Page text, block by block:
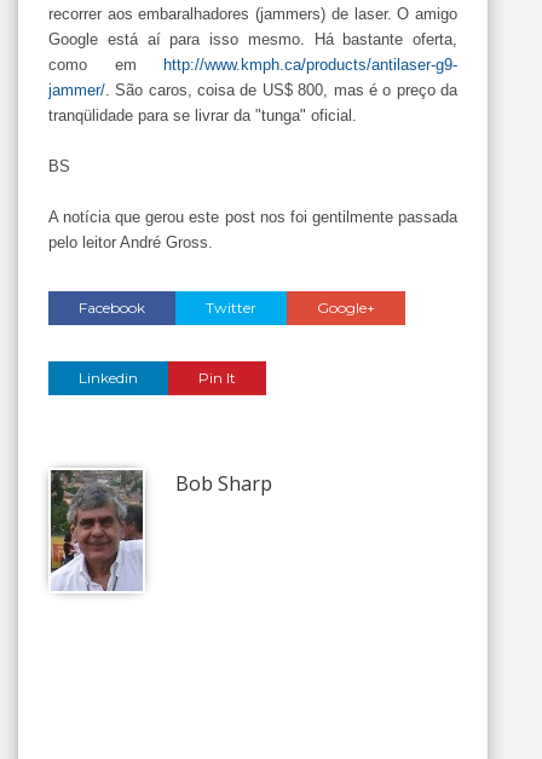
recorrer aos embaralhadores (jammers) de laser. O amigo
Google está aí para isso mesmo. Há bastante oferta,
como em
http://www.kmph.ca/products/antilaser-g9-
jammer/. São caros, coisa de US$ 800, mas é o preço da
tranqülidade para se livrar da "tunga" oficial.
BS
A notícia que gerou este post nos foi gentilmente passada
pelo leitor André Gross.
Facebook Twitter Google+
Linkedin Pin It
Bob Sharp